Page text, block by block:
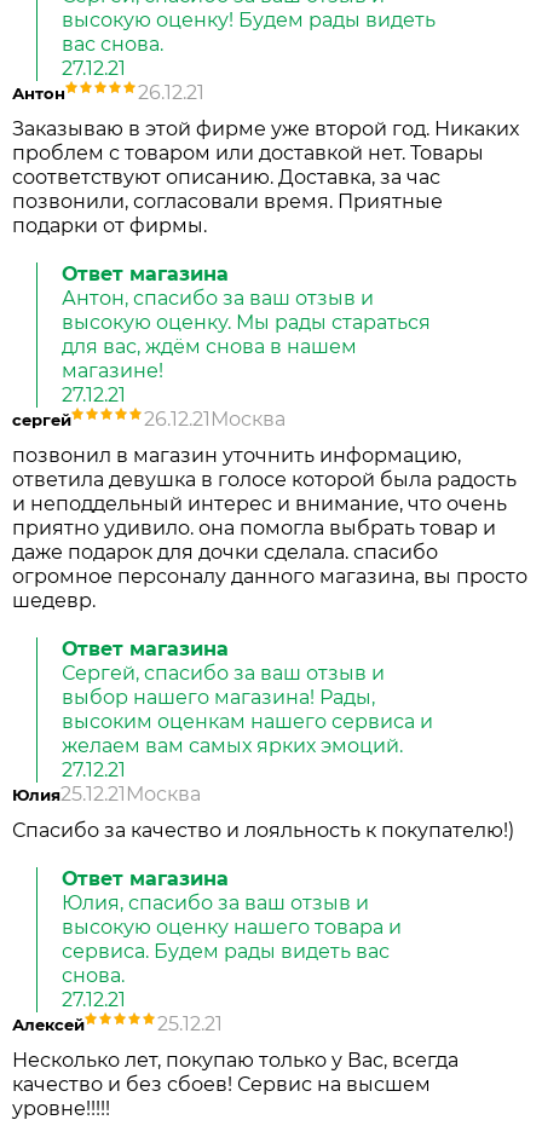
высокую оценку! Будем рады видеть
вас снова.
27.12.21
Антон
26.12.21
Заказываю в этой фирме уже второй год. Никаких
проблем с товаром или доставкой нет. Товары
соответствуют описанию. Доставка, за час
позвонили, согласовали время. Приятные
подарки от фирмы.
Ответ магазина
Антон, спасибо за ваш отзыв и
высокую оценку. Мы рады стараться
для вас, ждём снова в нашем
магазине!
27.12.21
сергей 26.12.21 Москва
позвонил в магазин уточнить информацию,
ответила девушка в голосе которой была радость
и неподдельный интерес и внимание, что очень
приятно удивило. она помогла выбрать товар и
даже подарок для дочки сделала. спасибо
огромное персоналу данного магазина, вы просто
шедевр.
Ответ магазина
Сергей, спасибо за ваш отзыв и
выбор нашего магазина! Рады,
высоким оценкам нашего сервиса и
желаем вам самых ярких эмоций.
27.12.21
Юлия25.12.21 Москва
Спасибо за качество и лояльность к покупателю!)
Ответ магазина
Юлия, спасибо за ваш отзыв и
высокую оценку нашего товара и
сервиса. Будем рады видеть вас
снова.
27.12.21
Алексей
25.12.21
Несколько лет, покупаю только у Вас, всегда
качество и без сбоев! Сервис на высшем
уровне!!!!!